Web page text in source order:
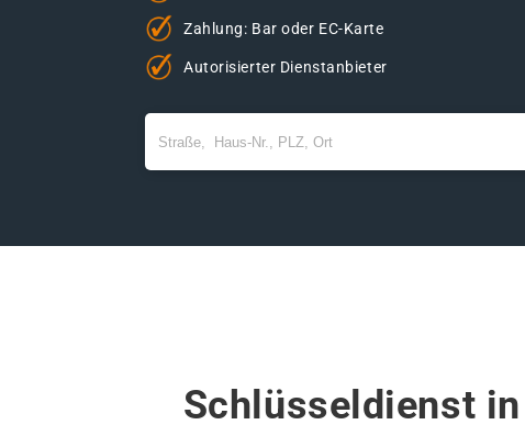
Zahlung: Bar oder EC-Karte
Autorisierter Dienstanbieter
Schlüsseldienst